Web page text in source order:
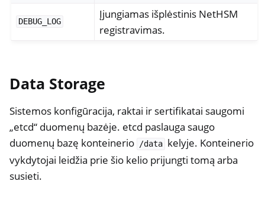
DEBUG_LOG
Įjungiamas išplėstinis NetHSM
registravimas.
Data Storage
Sistemos konfigūracija, raktai ir sertifikatai saugomi
„etcd“ duomenų bazėje. etcd paslauga saugo
duomenų bazę konteinerio /data kelyje. Konteinerio
vykdytojai leidžia prie šio kelio prijungti tomą arba
susieti.